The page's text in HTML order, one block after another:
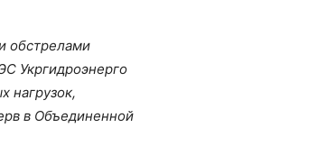
обстрелами
Укргидроэнерго
нагрузок,
в Объединенной